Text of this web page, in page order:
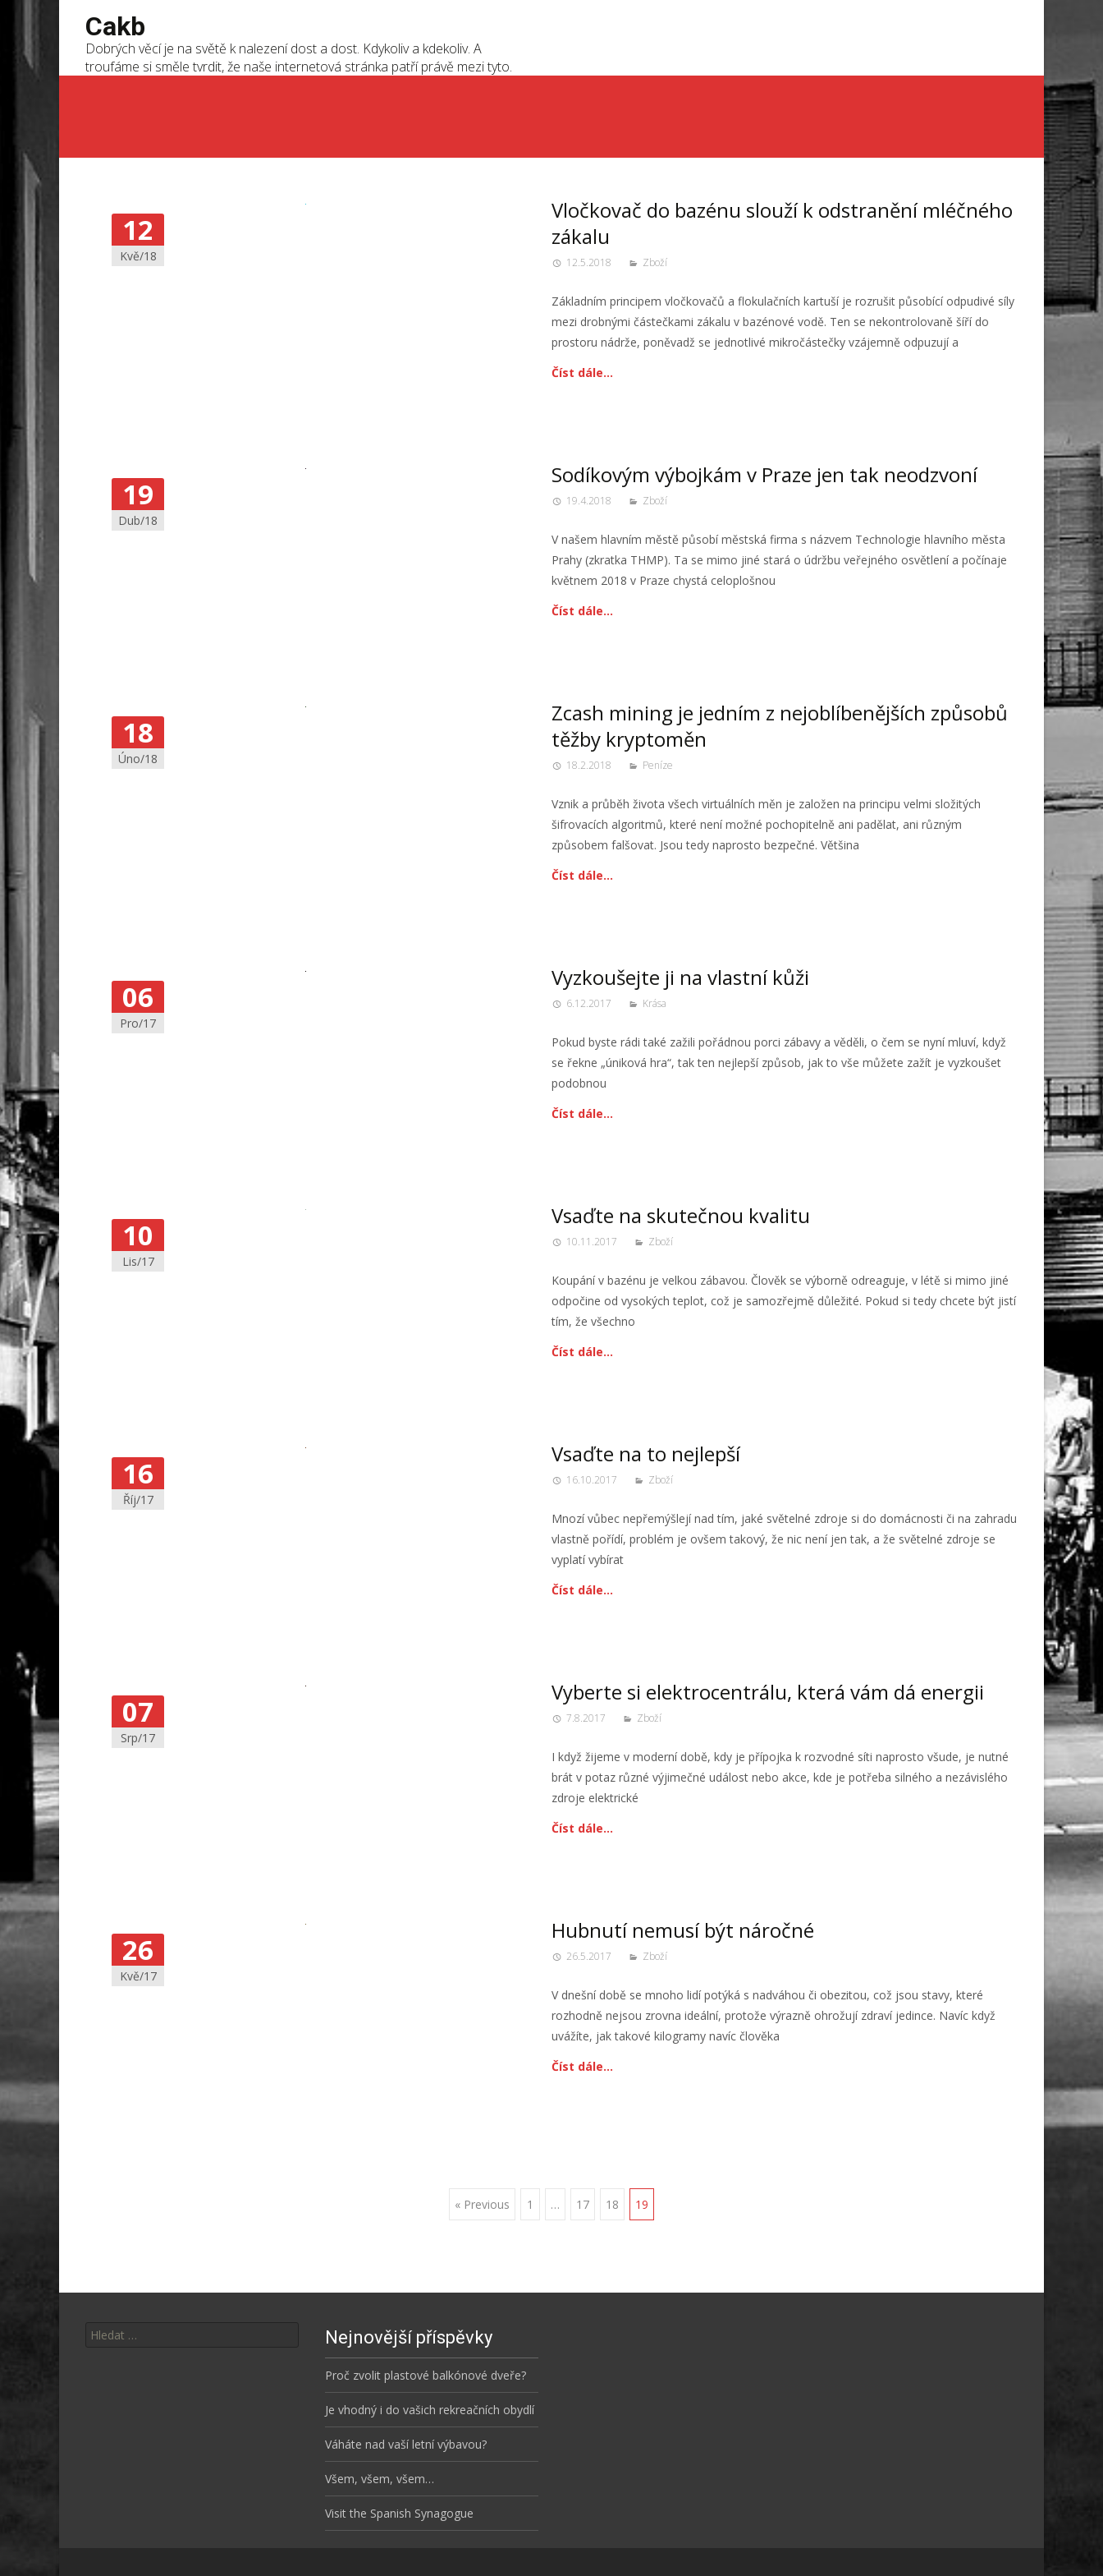
Cakb
Dobrých věcí je na světě k nalezení dost a dost. Kdykoliv a kdekoliv. A
troufáme si směle tvrdit, že naše internetová stránka patří právě mezi tyto.
12
Kvě/18
Vločkovač do bazénu slouží k odstranění mléčného
zákalu
12.5.2018 Zboží
Základním principem vločkovačů a flokulačních kartuší je rozrušit působící odpudivé síly
mezi drobnými částečkami zákalu v bazénové vodě. Ten se nekontrolovaně šíří do
prostoru nádrže, poněvadž se jednotlivé mikročástečky vzájemně odpuzují a
Číst dále…
19
Dub/18
Sodíkovým výbojkám v Praze jen tak neodzvoní
19.4.2018 Zboží
V našem hlavním městě působí městská firma s názvem Technologie hlavního města
Prahy (zkratka THMP). Ta se mimo jiné stará o údržbu veřejného osvětlení a počínaje
květnem 2018 v Praze chystá celoplošnou
Číst dále…
18
Úno/18
Zcash mining je jedním z nejoblíbenějších způsobů
těžby kryptoměn
18.2.2018 Peníze
Vznik a průběh života všech virtuálních měn je založen na principu velmi složitých
šifrovacích algoritmů, které není možné pochopitelně ani padělat, ani různým
způsobem falšovat. Jsou tedy naprosto bezpečné. Většina
Číst dále…
06
Pro/17
Vyzkoušejte ji na vlastní kůži
6.12.2017 Krása
Pokud byste rádi také zažili pořádnou porci zábavy a věděli, o čem se nyní mluví, když
se řekne „úniková hra“, tak ten nejlepší způsob, jak to vše můžete zažít je vyzkoušet
podobnou
Číst dále…
10
Lis/17
Vsaďte na skutečnou kvalitu
10.11.2017 Zboží
Koupání v bazénu je velkou zábavou. Člověk se výborně odreaguje, v létě si mimo jiné
odpočine od vysokých teplot, což je samozřejmě důležité. Pokud si tedy chcete být jistí
tím, že všechno
Číst dále…
16
Říj/17
Vsaďte na to nejlepší
16.10.2017 Zboží
Mnozí vůbec nepřemýšlejí nad tím, jaké světelné zdroje si do domácnosti či na zahradu
vlastně pořídí, problém je ovšem takový, že nic není jen tak, a že světelné zdroje se
vyplatí vybírat
Číst dále…
07
Srp/17
Vyberte si elektrocentrálu, která vám dá energii
7.8.2017 Zboží
I když žijeme v moderní době, kdy je přípojka k rozvodné síti naprosto všude, je nutné
brát v potaz různé výjimečné událost nebo akce, kde je potřeba silného a nezávislého
zdroje elektrické
Číst dále…
26
Kvě/17
Hubnutí nemusí být náročné
26.5.2017 Zboží
V dnešní době se mnoho lidí potýká s nadváhou či obezitou, což jsou stavy, které
rozhodně nejsou zrovna ideální, protože výrazně ohrožují zdraví jedince. Navíc když
uvážíte, jak takové kilogramy navíc člověka
Číst dále…
« Previous 1 … 17 18 19
Nejnovější příspěvky
Proč zvolit plastové balkónové dveře?
Je vhodný i do vašich rekreačních obydlí
Váháte nad vaší letní výbavou?
Všem, všem, všem…
Visit the Spanish Synagogue